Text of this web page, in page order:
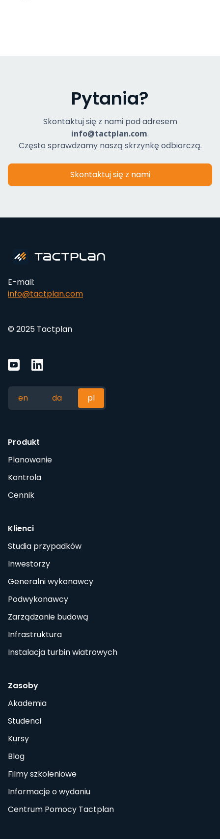
Pytania?
Skontaktuj się z nami pod adresem
info@tactplan.com.
Często sprawdzamy naszą skrzynkę odbiorczą.
Skontaktuj się z nami
E-mail:
info@tactplan.com
© 2025 Tactplan
en da pl
Produkt
Planowanie
Kontrola
Cennik
Klienci
Studia przypadków
Inwestorzy
Generalni wykonawcy
Podwykonawcy
Zarządzanie budową
Infrastruktura
Instalacja turbin wiatrowych
Zasoby
Akademia
Studenci
Kursy
Blog
Filmy szkoleniowe
Informacje o wydaniu
Centrum Pomocy Tactplan